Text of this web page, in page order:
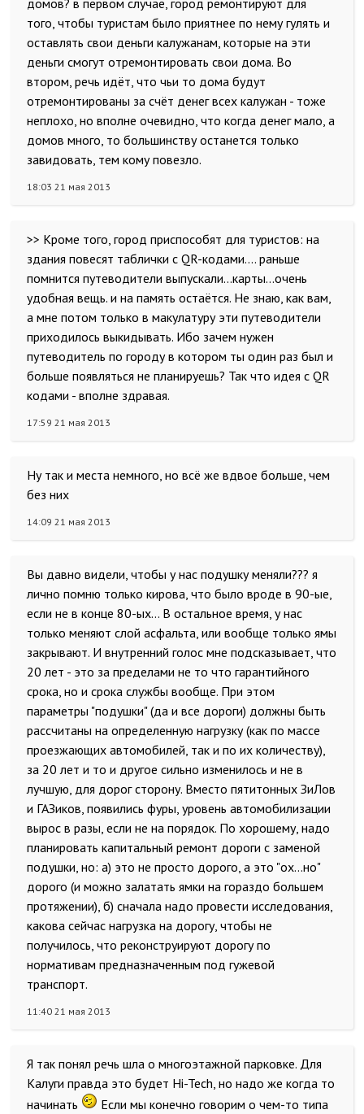
домов? в первом случае, город ремонтируют для
того, чтобы туристам было приятнее по нему гулять и
оставлять свои деньги калужанам, которые на эти
деньги смогут отремонтировать свои дома. Во
втором, речь идёт, что чьи то дома будут
отремонтированы за счёт денег всех калужан - тоже
неплохо, но вполне очевидно, что когда денег мало, а
домов много, то большинству останется только
завидовать, тем кому повезло.
18:03 21 мая 2013
>> Кроме того, город приспособят для туристов: на
здания повесят таблички с QR-кодами.... раньше
помнится путеводители выпускали...карты...очень
удобная вещь. и на память остаётся. Не знаю, как вам,
а мне потом только в макулатуру эти путеводители
приходилось выкидывать. Ибо зачем нужен
путеводитель по городу в котором ты один раз был и
больше появляться не планируешь? Так что идея с QR
кодами - вполне здравая.
17:59 21 мая 2013
Ну так и места немного, но всё же вдвое больше, чем
без них
14:09 21 мая 2013
Вы давно видели, чтобы у нас подушку меняли??? я
лично помню только кирова, что было вроде в 90-ые,
если не в конце 80-ых… В остальное время, у нас
только меняют слой асфальта, или вообще только ямы
закрывают. И внутренний голос мне подсказывает, что
20 лет - это за пределами не то что гарантийного
срока, но и срока службы вообще. При этом
параметры "подушки" (да и все дороги) должны быть
рассчитаны на определенную нагрузку (как по массе
проезжающих автомобилей, так и по их количеству),
за 20 лет и то и другое сильно изменилось и не в
лучшую, для дорог сторону. Вместо пятитонных ЗиЛов
и ГАЗиков, появились фуры, уровень автомобилизации
вырос в разы, если не на порядок. По хорошему, надо
планировать капитальный ремонт дороги с заменой
подушки, но: а) это не просто дорого, а это "ох…но"
дорого (и можно залатать ямки на гораздо большем
протяжении), б) сначала надо провести исследования,
какова сейчас нагрузка на дорогу, чтобы не
получилось, что реконструируют дорогу по
нормативам предназначенным под гужевой
транспорт.
11:40 21 мая 2013
Я так понял речь шла о многоэтажной парковке. Для
Калуги правда это будет Hi-Tech, но надо же когда то
начинать
Если мы конечно говорим о чем-то типа